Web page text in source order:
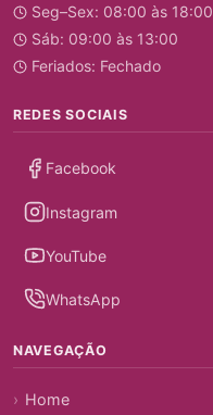
Seg–Sex: 08:00 às 18:00
Sáb: 09:00 às 13:00
Feriados: Fechado
REDES SOCIAIS
Facebook
Instagram
YouTube
WhatsApp
NAVEGAÇÃO
Home